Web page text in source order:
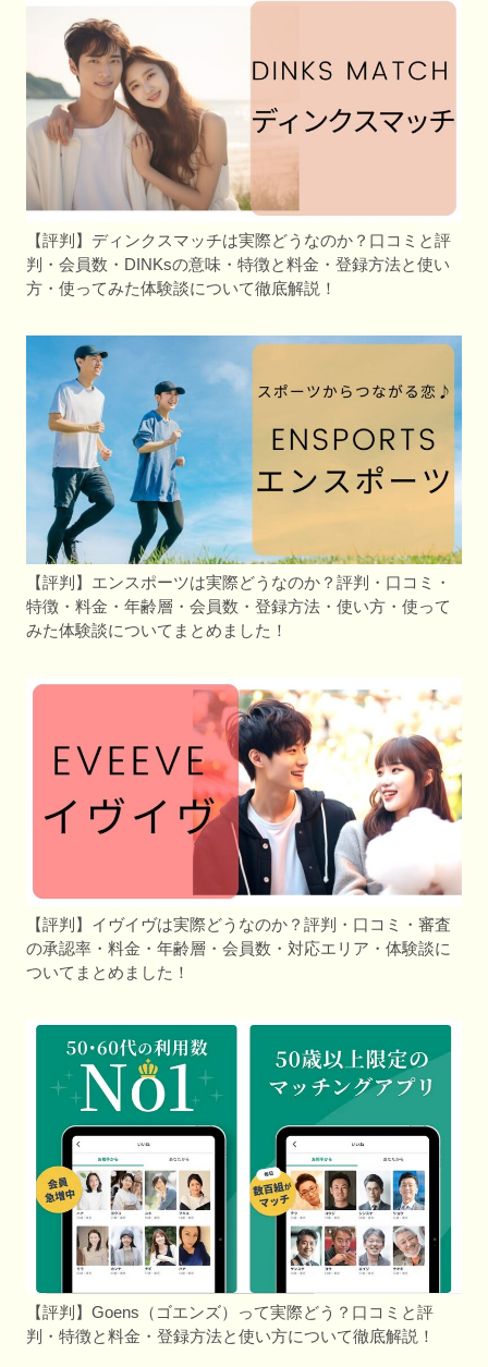
【評判】ディンクスマッチは実際どうなのか？口コミと評
判・会員数・DINKsの意味・特徴と料金・登録方法と使い
方・使ってみた体験談について徹底解説！
【評判】エンスポーツは実際どうなのか？評判・口コミ・
特徴・料金・年齢層・会員数・登録方法・使い方・使って
みた体験談についてまとめました！
【評判】イヴイヴは実際どうなのか？評判・口コミ・審査
の承認率・料金・年齢層・会員数・対応エリア・体験談に
ついてまとめました！
【評判】Goens（ゴエンズ）って実際どう？口コミと評
判・特徴と料金・登録方法と使い方について徹底解説！